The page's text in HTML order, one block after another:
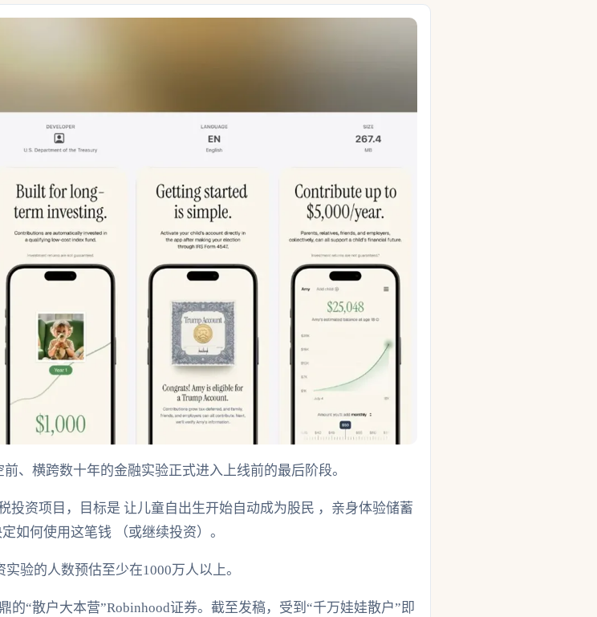
、横跨数十年的金融实验正式进入上线前的最后阶段。
投资项目，目标是 让儿童自出生开始自动成为股民 ，亲身体验储蓄
如何使用这笔钱 （或继续投资）。
验的人数预估至少在1000万人以上。
“散户大本营”Robinhood证券。截至发稿，受到“千万娃娃散户”即